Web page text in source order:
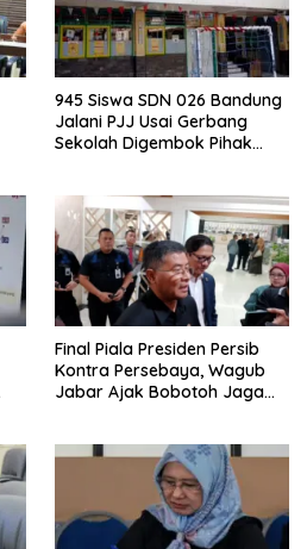
945 Siswa SDN 026 Bandung
Jalani PJJ Usai Gerbang
Sekolah Digembok Pihak
Final Piala Presiden Persib
Kontra Persebaya, Wagub
Jabar Ajak Bobotoh Jaga